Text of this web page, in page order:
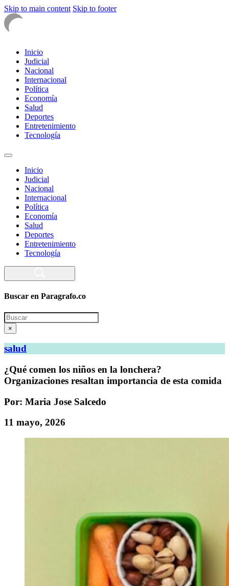
Skip to main content Skip to footer
Inicio
Judicial
Nacional
Internacional
Política
Economía
Salud
Deportes
Entretenimiento
Tecnología
Inicio
Judicial
Nacional
Internacional
Política
Economía
Salud
Deportes
Entretenimiento
Tecnología
Buscar en Paragrafo.co
Search
×
salud
¿Qué comen los niños en la lonchera?
Organizaciones resaltan importancia de esta comida
Por: Maria Jose Salcedo
11 mayo, 2026